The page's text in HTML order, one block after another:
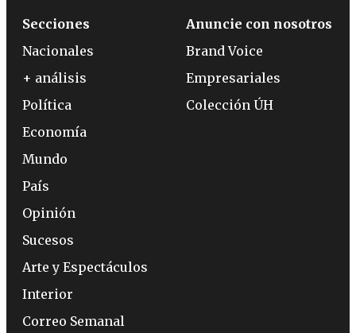
Secciones
Nacionales
+ análisis
Política
Economía
Mundo
País
Opinión
Sucesos
Arte y Espectáculos
Interior
Correo Semanal
Anuncie con nosotros
Brand Voice
Empresariales
Colección ÚH